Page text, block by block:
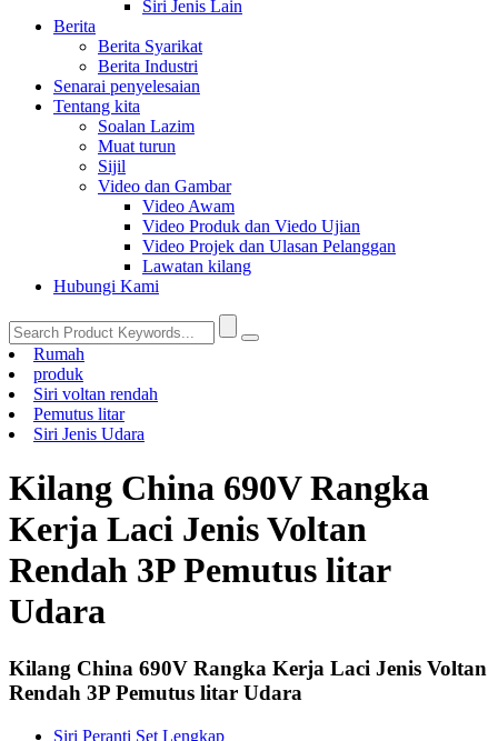
Siri Jenis Lain
Berita
Berita Syarikat
Berita Industri
Senarai penyelesaian
Tentang kita
Soalan Lazim
Muat turun
Sijil
Video dan Gambar
Video Awam
Video Produk dan Viedo Ujian
Video Projek dan Ulasan Pelanggan
Lawatan kilang
Hubungi Kami
Rumah
produk
Siri voltan rendah
Pemutus litar
Siri Jenis Udara
Kilang China 690V Rangka
Kerja Laci Jenis Voltan
Rendah 3P Pemutus litar
Udara
Kilang China 690V Rangka Kerja Laci Jenis Voltan
Rendah 3P Pemutus litar Udara
Siri Peranti Set Lengkap